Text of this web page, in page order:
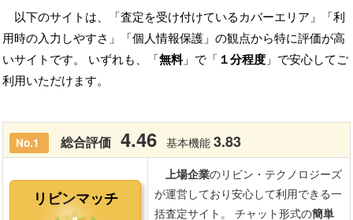
以下のサイトは、「査定を受け付けているカバーエリア」「利
用時の入力しやすさ」「個人情報保護」の観点から特に評価が高
いサイトです。 いずれも、「無料」で「 １分程度 」で安心してご
利用いただけます。